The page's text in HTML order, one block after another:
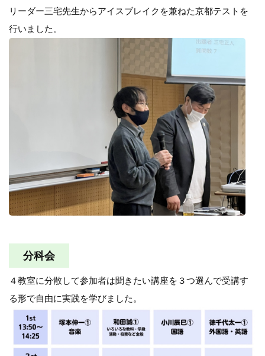
リーダー三宅先生からアイスブレイクを兼ねた京都テストを
行いました。
分科会
４教室に分散して参加者は聞きたい講座を３つ選んで受講す
る形で自由に実践を学びました。